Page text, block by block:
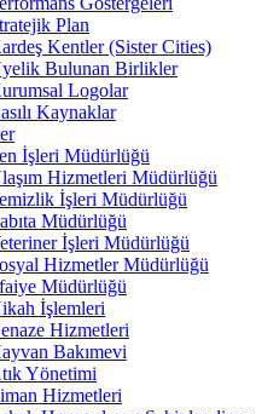
Plan
Kentler (Sister Cities)
Bulunan Birlikler
Logolar
Kaynaklar
İşleri Müdürlüğü
Hizmetleri Müdürlüğü
İşleri Müdürlüğü
Müdürlüğü
İşleri Müdürlüğü
Hizmetler Müdürlüğü
Müdürlüğü
İşlemleri
Hizmetleri
Bakımevi
Yönetimi
Hizmetleri